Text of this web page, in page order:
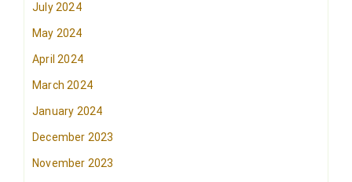
July 2024
May 2024
April 2024
March 2024
January 2024
December 2023
November 2023